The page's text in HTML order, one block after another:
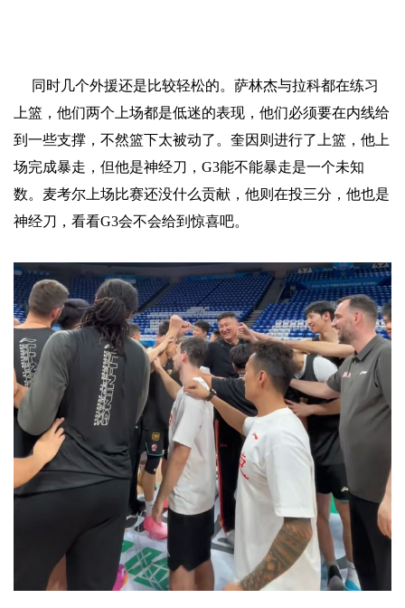
同时几个外援还是比较轻松的。萨林杰与拉科都在练习
上篮，他们两个上场都是低迷的表现，他们必须要在内线给
到一些支撑，不然篮下太被动了。奎因则进行了上篮，他上
场完成暴走，但他是神经刀，G3能不能暴走是一个未知
数。麦考尔上场比赛还没什么贡献，他则在投三分，他也是
神经刀，看看G3会不会给到惊喜吧。